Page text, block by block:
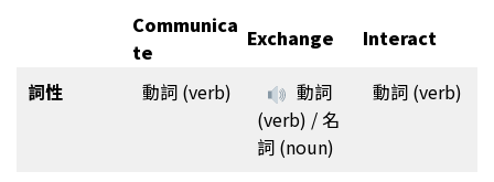
Communica
te
Exchange Interact
詞性 動詞 (verb)
動詞
(verb) / 名
詞 (noun)
動詞 (verb)